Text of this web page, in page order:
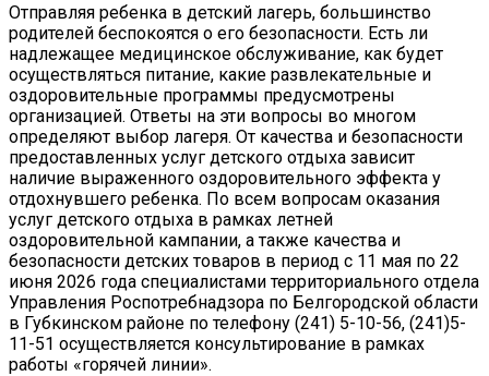
Отправляя ребенка в детский лагерь, большинство
родителей беспокоятся о его безопасности. Есть ли
надлежащее медицинское обслуживание, как будет
осуществляться питание, какие развлекательные и
оздоровительные программы предусмотрены
организацией. Ответы на эти вопросы во многом
определяют выбор лагеря. От качества и безопасности
предоставленных услуг детского отдыха зависит
наличие выраженного оздоровительного эффекта у
отдохнувшего ребенка. По всем вопросам оказания
услуг детского отдыха в рамках летней
оздоровительной кампании, а также качества и
безопасности детских товаров в период с 11 мая по 22
июня 2026 года специалистами территориального отдела
Управления Роспотребнадзора по Белгородской области
в Губкинском районе по телефону (241) 5-10-56, (241)5-
11-51 осуществляется консультирование в рамках
работы «горячей линии».